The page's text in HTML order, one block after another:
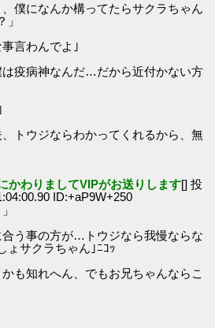
僕になんか構ってたらサクラちゃん
」
言わんでよ｣
疫病神なんだ…だから近付かない方
トウジならわかってくれるから、無
かわりましてVIPがお送りします[] 投
ID:+aP9W+250
う事の方が…トウジなら我慢ならな
ょサクラちゃん｣ﾆｺｯ
も知れへん、でもお兄ちゃんならこ